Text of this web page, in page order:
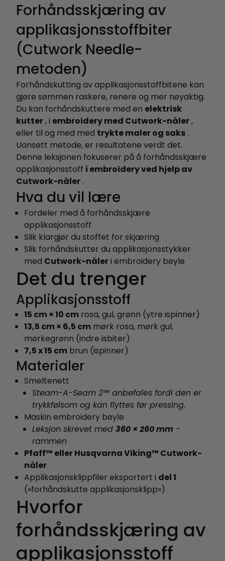
Forhåndsskjæring av
applikasjonsstoffbiter
(Cutwork Needle-
metoden)
Forhåndskutting av applikasjonsstoffbitene kan
gjøre sømmen raskere, renere og mer nøyaktig.
Du kan forhåndskuttere med en elektrisk
kutter, i embroidery med Cutwork-nåler,
eller til og med med trykte maler og saks .
Uansett metode, er resultatene verdt det.
Denne leksjonen fokuserer på å forhåndsskjære
applikasjonsstoff i embroidery ved hjelp av
Cutwork-nåler .
Hva du vil lære
Fordeler med å forhåndsskjære
applikasjonsstoff
Slik klargjør du stoffet for skjæring
Slik forhåndskutter du applikasjonsstykker
med Cutwork-nåleri embroidery bøyle
Det du trenger
Applikasjonsstoff
15 cm × 10 cm rosa, gul, grønn (ytre ispinner)
13,5 cm × 6,5 cm mørk rosa, mørk gul,
mørkegrønn (indre isbiter)
7,5 x 15 cm brun (ispinner)
Materialer
Smeltenett
Steam-A-Seam 2™ anbefales fordi den er
trykkfølsom og kan flyttes før pressing.
Maskin embroidery bøyle
Leksjon skrevet med 360 × 260 mm -
rammen
Pfaff™ eller Husqvarna Viking™ Cutwork-
nåler
Applikasjonsklippfiler eksportert i del 1
(«forhåndskutte applikasjonsklipp»)
Hvorfor
forhåndsskjæring av
applikasjonsstoff